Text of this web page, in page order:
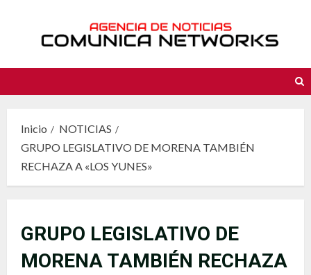
contenido
Inicio
NOTICIAS
GRUPO LEGISLATIVO DE MORENA TAMBIÉN
RECHAZA A «LOS YUNES»
GRUPO LEGISLATIVO DE
MORENA TAMBIÉN RECHAZA